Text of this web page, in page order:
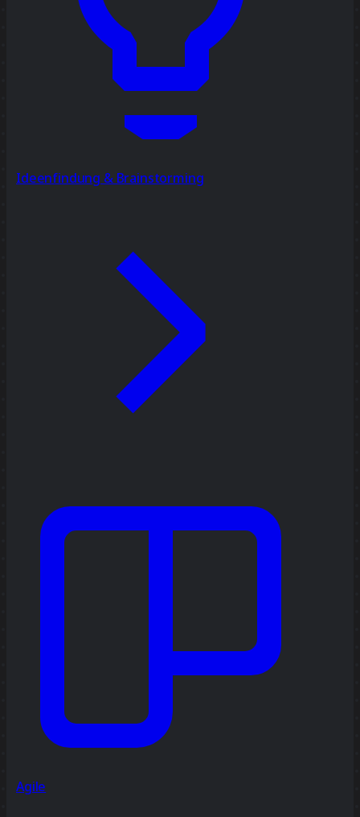
Ideenfindung & Brainstorming
Agile